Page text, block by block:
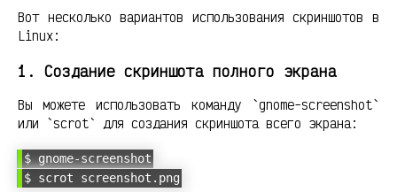
Вот несколько вариантов использования скриншотов в
Linux:
1. Создание скриншота полного экрана
Вы можете использовать команду `gnome-screenshot`
или `scrot` для создания скриншота всего экрана:
$ gnome-screenshot
$ scrot screenshot.png